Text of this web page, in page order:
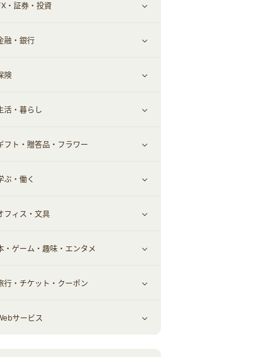
家電・パソコン・ソフトウェア
通信・レンタルサーバー
スマホ・携帯電話・SIM
定額制有料コンテンツ
すべて見る
クレジットカード
・証券・投資
すべて見る
証券
仮想通貨
その他投資
融・銀行
銀行・ネット銀行
キャッシング・ローン
その他金融
険
すべて見る
保険相談・面談
活・暮らし
すべて見る
住まい・暮らし
不動産
引越し
エコ・エネルギー
車情報・カーシェア・レンタル
フト・贈答品・フラワー
すべて見る
ギフト・贈答品
ぶ・働く
すべて見る
習い事・学習・学校
仕事・転職
フィス・文具
すべて見る
オフィス・文具
・ゲーム・趣味・エンタメ
すべて見る
ゲーム・趣味
行・チケット・クーポン
すべて見る
サービス